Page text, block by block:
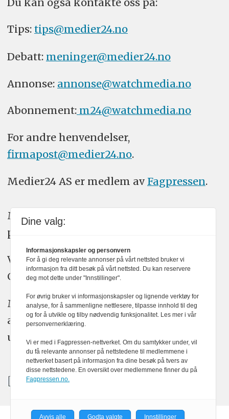
Tips: tips@medier24.no
Debatt: meninger@medier24.no
Annonse: annonse@watchmedia.no
Abonnement:m24@watchmedia.no
For andre henvendelser,
firmapost@medier24.no.
Medier24 AS er medlem av Fagpressen.
Medier24 arbeider etter Vær Varsom-
plakatens regler for god presseskikk.
Vi bruker KI-verktøy som ChatGPT,
Claude, og Gemini i journalistikken vår.
Medier24s redaksjon har alltid det fulle
ansvar for publisert innhold, med eller
uten bruk av kunstig intelligens.
Dine valg:
Informasjonskapsler og personvern
For å gi deg relevante annonser på vårt nettsted bruker vi
informasjon fra ditt besøk på vårt nettsted. Du kan reservere
deg mot dette under "Innstillinger".
For øvrig bruker vi informasjonskapsler og lignende verktøy for
analyse, for å sammenligne nettlesere, tilpasse innhold til deg
og for å utvikle og tilby nødvendig funksjonalitet. Les mer i vår
personvernerklæring.
Vi er med i Fagpressen-nettverket. Om du samtykker under, vil
du få relevante annonser på nettstedene til medlemmene i
nettverket basert på informasjon fra dine besøk på tvers av
disse nettstedene. En oversikt over medlemmene finner du på
Fagpressen.no.
Avvis alle Godta valgte Innstillinger